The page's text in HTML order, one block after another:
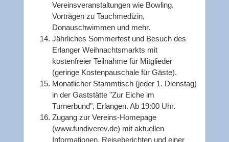
Vereinsveranstaltungen wie Bowling,
Vorträgen zu Tauchmedizin,
Donauschwimmen und mehr.
Jährliches Sommerfest und Besuch des
Erlanger Weihnachtsmarkts mit
kostenfreier Teilnahme für Mitglieder
(geringe Kostenpauschale für Gäste).
Monatlicher Stammtisch (jeder 1. Dienstag)
in der Gaststätte "Zur Eiche im
Turnerbund", Erlangen. Ab 19:00 Uhr.
Zugang zur Vereins-Homepage
(www.fundiverev.de) mit aktuellen
Informationen, Reiseberichten und einer